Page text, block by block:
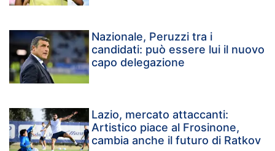
Nazionale, Peruzzi tra i
candidati: può essere lui il nuovo
capo delegazione
Lazio, mercato attaccanti:
Artistico piace al Frosinone,
cambia anche il futuro di Ratkov